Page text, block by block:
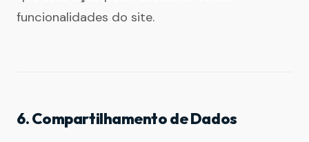
funcionalidades do site.
6. Compartilhamento de Dados